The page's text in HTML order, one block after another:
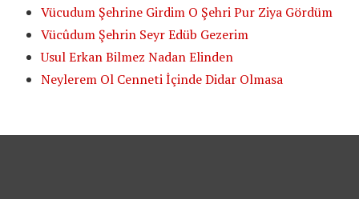
Vücudum Şehrine Girdim O Şehri Pur Ziya Gördüm
Vücûdum Şehrin Seyr Edüb Gezerim
Usul Erkan Bilmez Nadan Elinden
Neylerem Ol Cenneti İçinde Didar Olmasa